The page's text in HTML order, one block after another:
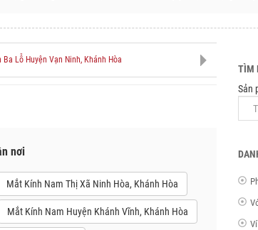
Ba Lỗ Huyện Vạn Ninh, Khánh Hòa
nơi
Mắt Kính Nam Thị Xã Ninh Hòa, Khánh Hòa
Mắt Kính Nam Huyện Khánh Vĩnh, Khánh Hòa
TÌM
Sản